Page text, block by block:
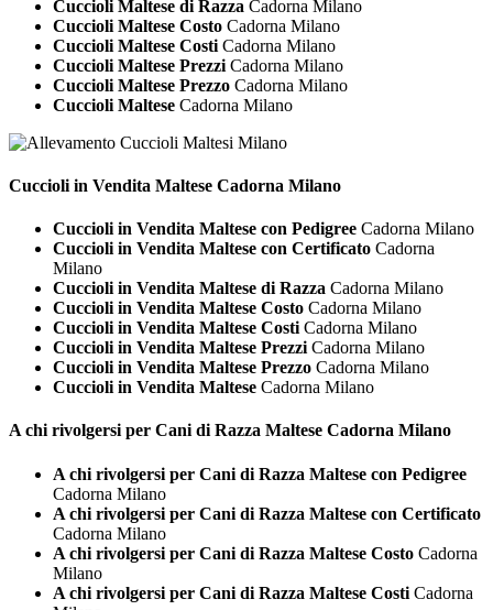
Cuccioli Maltese di Razza Cadorna Milano
Cuccioli Maltese Costo Cadorna Milano
Cuccioli Maltese Costi Cadorna Milano
Cuccioli Maltese Prezzi Cadorna Milano
Cuccioli Maltese Prezzo Cadorna Milano
Cuccioli Maltese Cadorna Milano
Cuccioli in Vendita Maltese Cadorna Milano
Cuccioli in Vendita Maltese con Pedigree Cadorna Milano
Cuccioli in Vendita Maltese con Certificato Cadorna
Milano
Cuccioli in Vendita Maltese di Razza Cadorna Milano
Cuccioli in Vendita Maltese Costo Cadorna Milano
Cuccioli in Vendita Maltese Costi Cadorna Milano
Cuccioli in Vendita Maltese Prezzi Cadorna Milano
Cuccioli in Vendita Maltese Prezzo Cadorna Milano
Cuccioli in Vendita Maltese Cadorna Milano
A chi rivolgersi per Cani di Razza Maltese Cadorna Milano
A chi rivolgersi per Cani di Razza Maltese con Pedigree
Cadorna Milano
A chi rivolgersi per Cani di Razza Maltese con Certificato
Cadorna Milano
A chi rivolgersi per Cani di Razza Maltese Costo Cadorna
Milano
A chi rivolgersi per Cani di Razza Maltese Costi Cadorna